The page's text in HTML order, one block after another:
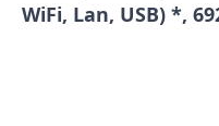
WiFi, Lan, USB) *,